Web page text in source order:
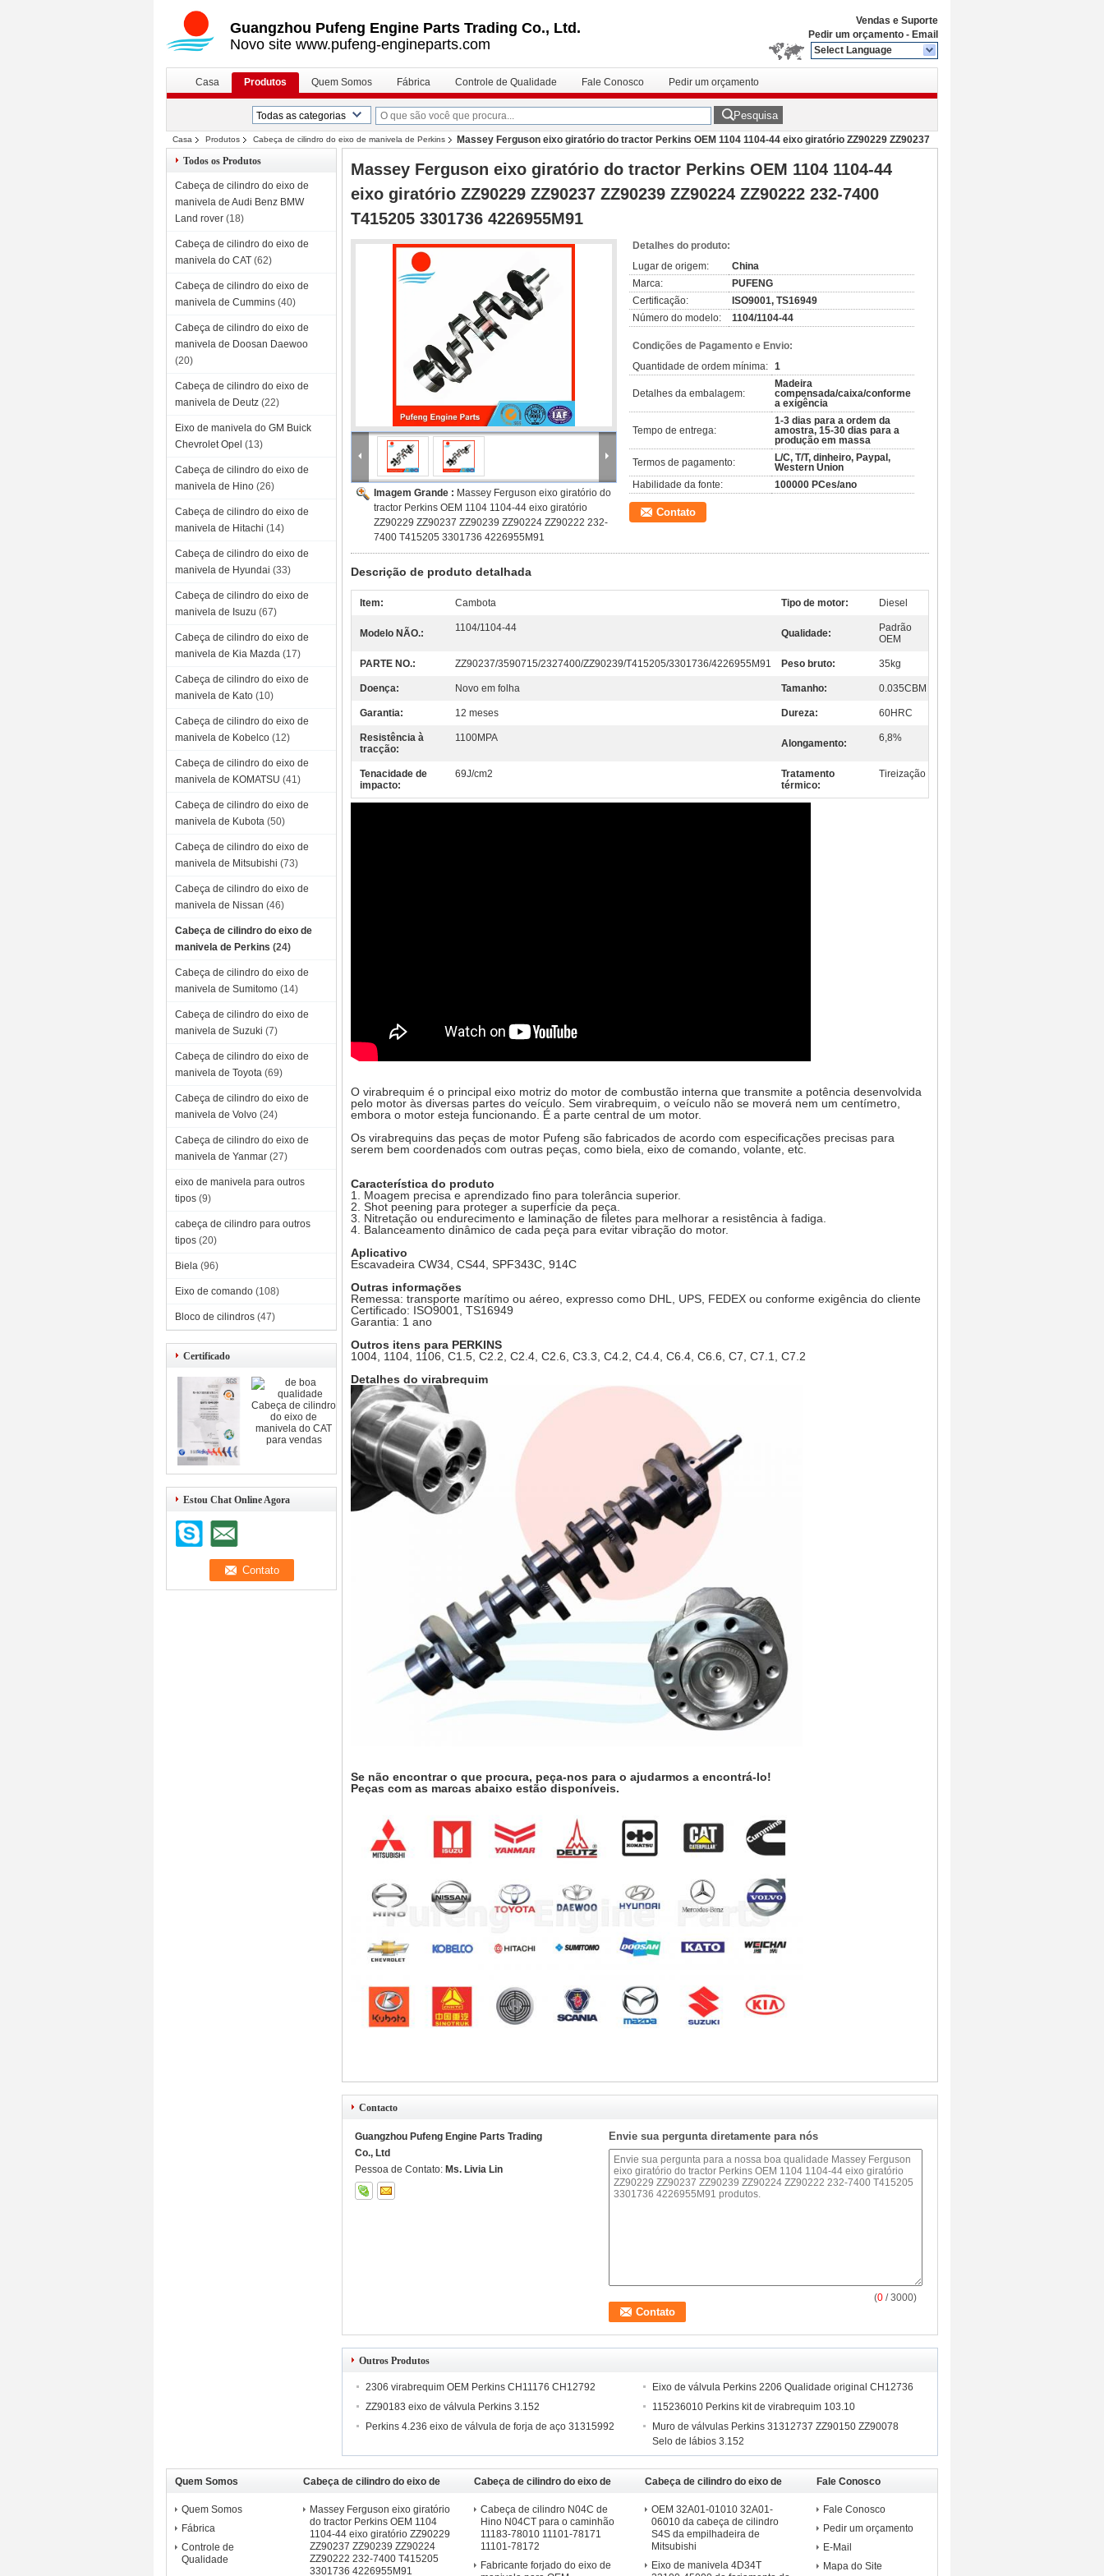
Guangzhou Pufeng Engine Parts Trading Co., Ltd.
Novo site www.pufeng-engineparts.com
Vendas e Suporte
Pedir um orçamento - Email
Select Language
Casa Produtos Quem Somos Fábrica Controle de Qualidade Fale Conosco Pedir um orçamento
Pesquisa
Casa Produtos Cabeça de cilindro do eixo de manivela de Perkins
Massey Ferguson eixo giratório do tractor Perkins OEM 1104 1104-44 eixo giratório ZZ90229 ZZ90237
ZZ90239 ZZ90224 ZZ90222 232-7400 T415205 3301736 4226955M91
Todos os Produtos
Cabeça de cilindro do eixo de
manivela de Audi Benz BMW
Land rover (18)
Cabeça de cilindro do eixo de
manivela do CAT (62)
Cabeça de cilindro do eixo de
manivela de Cummins (40)
Cabeça de cilindro do eixo de
manivela de Doosan Daewoo
(20)
Cabeça de cilindro do eixo de
manivela de Deutz (22)
Eixo de manivela do GM Buick
Chevrolet Opel (13)
Cabeça de cilindro do eixo de
manivela de Hino (26)
Cabeça de cilindro do eixo de
manivela de Hitachi (14)
Cabeça de cilindro do eixo de
manivela de Hyundai (33)
Cabeça de cilindro do eixo de
manivela de Isuzu (67)
Cabeça de cilindro do eixo de
manivela de Kia Mazda (17)
Cabeça de cilindro do eixo de
manivela de Kato (10)
Cabeça de cilindro do eixo de
manivela de Kobelco (12)
Cabeça de cilindro do eixo de
manivela de KOMATSU (41)
Cabeça de cilindro do eixo de
manivela de Kubota (50)
Cabeça de cilindro do eixo de
manivela de Mitsubishi (73)
Cabeça de cilindro do eixo de
manivela de Nissan (46)
Cabeça de cilindro do eixo de
manivela de Perkins (24)
Cabeça de cilindro do eixo de
manivela de Sumitomo (14)
Cabeça de cilindro do eixo de
manivela de Suzuki (7)
Cabeça de cilindro do eixo de
manivela de Toyota (69)
Cabeça de cilindro do eixo de
manivela de Volvo (24)
Cabeça de cilindro do eixo de
manivela de Yanmar (27)
eixo de manivela para outros
tipos (9)
cabeça de cilindro para outros
tipos (20)
Biela (96)
Eixo de comando (108)
Bloco de cilindros (47)
Certificado
Estou Chat Online Agora
Massey Ferguson eixo giratório do tractor Perkins OEM 1104 1104-44
eixo giratório ZZ90229 ZZ90237 ZZ90239 ZZ90224 ZZ90222 232-7400
T415205 3301736 4226955M91
Imagem Grande : Massey Ferguson eixo giratório do
tractor Perkins OEM 1104 1104-44 eixo giratório
ZZ90229 ZZ90237 ZZ90239 ZZ90224 ZZ90222 232-
7400 T415205 3301736 4226955M91
Detalhes do produto:
Lugar de origem:
China
Marca:
PUFENG
Certificação:
ISO9001, TS16949
Número do modelo:
1104/1104-44
Condições de Pagamento e Envio:
Quantidade de ordem mínima: 1
Detalhes da embalagem:
Madeira
compensada/caixa/conforme
a exigência
Tempo de entrega:
1-3 dias para a ordem da
amostra, 15-30 dias para a
produção em massa
Termos de pagamento:
L/C, T/T, dinheiro, Paypal,
Western Union
Habilidade da fonte:
100000 PCes/ano
Contato
Descrição de produto detalhada
Item: Cambota Tipo de motor: Diesel
Modelo NÃO.: 1104/1104-44 Qualidade:
Padrão
OEM
PARTE NO.: ZZ90237/3590715/2327400/ZZ90239/T415205/3301736/4226955M91 Peso bruto: 35kg
Doença: Novo em folha Tamanho: 0.035CBM
Garantia: 12 meses Dureza: 60HRC
Resistência à
tracção:
1100MPA Alongamento: 6,8%
Tenacidade de
impacto:
69J/cm2
Tratamento
térmico:
Tireização
O virabrequim é o principal eixo motriz do motor de combustão interna que transmite a potência desenvolvida
pelo motor às diversas partes do veículo. Sem virabrequim, o veículo não se moverá nem um centímetro,
embora o motor esteja funcionando. É a parte central de um motor.
Os virabrequins das peças de motor Pufeng são fabricados de acordo com especificações precisas para
serem bem coordenados com outras peças, como biela, eixo de comando, volante, etc.
Característica do produto
1. Moagem precisa e aprendizado fino para tolerância superior.
2. Shot peening para proteger a superfície da peça.
3. Nitretação ou endurecimento e laminação de filetes para melhorar a resistência à fadiga.
4. Balanceamento dinâmico de cada peça para evitar vibração do motor.
Aplicativo
Escavadeira CW34, CS44, SPF343C, 914C
Outras informações
Remessa: transporte marítimo ou aéreo, expresso como DHL, UPS, FEDEX ou conforme exigência do cliente
Certificado: ISO9001, TS16949
Garantia: 1 ano
Outros itens para PERKINS
1004, 1104, 1106, C1.5, C2.2, C2.4, C2.6, C3.3, C4.2, C4.4, C6.4, C6.6, C7, C7.1, C7.2
Detalhes do virabrequim
Se não encontrar o que procura, peça-nos para o ajudarmos a encontrá-lo!
Peças com as marcas abaixo estão disponíveis.
Contacto
Guangzhou Pufeng Engine Parts Trading
Co., Ltd
Pessoa de Contato: Ms. Livia Lin
Envie sua pergunta diretamente para nós
(0 / 3000)
Outros Produtos
2306 virabrequim OEM Perkins CH11176 CH12792
Eixo de válvula Perkins 2206 Qualidade original CH12736
ZZ90183 eixo de válvula Perkins 3.152
115236010 Perkins kit de virabrequim 103.10
Perkins 4.236 eixo de válvula de forja de aço 31315992
Muro de válvulas Perkins 31312737 ZZ90150 ZZ90078
Selo de lábios 3.152
Quem Somos
Quem Somos
Fábrica
Controle de
Qualidade
Cabeça de cilindro do eixo de
manivela do CAT
Massey Ferguson eixo giratório
do tractor Perkins OEM 1104
1104-44 eixo giratório ZZ90229
ZZ90237 ZZ90239 ZZ90224
ZZ90222 232-7400 T415205
3301736 4226955M91
Cabeça de cilindro do eixo de
manivela de Hino
Cabeça de cilindro N04C de
Hino N04CT para o caminhão
11183-78010 11101-78171
11101-78172
Fabricante forjado do eixo de
Cabeça de cilindro do eixo de
manivela de Mitsubishi
OEM 32A01-01010 32A01-
06010 da cabeça de cilindro
S4S da empilhadeira de
Mitsubishi
Eixo de manivela 4D34T
Fale Conosco
Fale Conosco
Pedir um orçamento
E-Mail
Mapa do Site